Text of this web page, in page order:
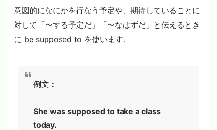
意図的になにかを行なう予定や、期待していることに
対して「〜する予定だ」「〜なはずだ」と伝えるとき
に be supposed to を使います。
例文：
She was supposed to take a class
today.